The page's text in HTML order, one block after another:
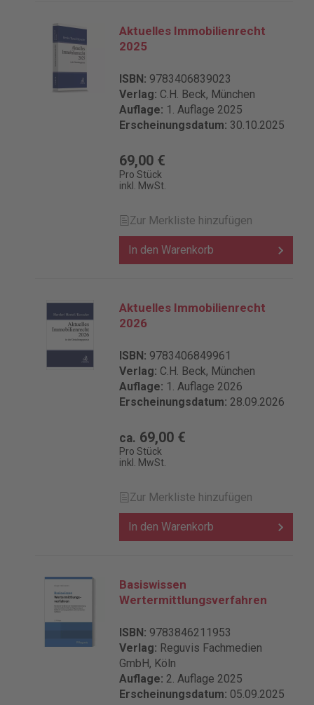
Aktuelles Immobilienrecht
2025
ISBN: 9783406839023
Verlag: C.H. Beck, München
Auflage: 1. Auflage 2025
Erscheinungsdatum: 30.10.2025
69,00 €
Pro Stück
inkl. MwSt.
Zur Merkliste hinzufügen
In den Warenkorb
Aktuelles Immobilienrecht
2026
ISBN: 9783406849961
Verlag: C.H. Beck, München
Auflage: 1. Auflage 2026
Erscheinungsdatum: 28.09.2026
ca. 69,00 €
Pro Stück
inkl. MwSt.
Zur Merkliste hinzufügen
In den Warenkorb
Basiswissen
Wertermittlungsverfahren
ISBN: 9783846211953
Verlag: Reguvis Fachmedien
GmbH, Köln
Auflage: 2. Auflage 2025
Erscheinungsdatum: 05.09.2025